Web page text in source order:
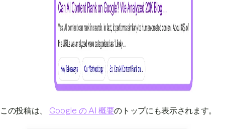
この投稿は、 Google の AI 概要のトップにも表示されます。